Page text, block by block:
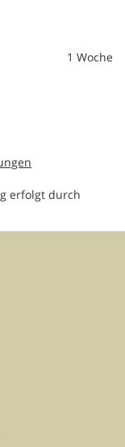
1 Woche
erfolgt durch